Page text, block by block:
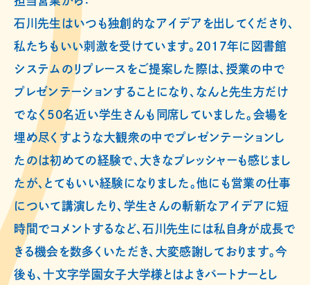
石川先生はいつも独創的なアイデアを出してくださり、
私たちもいい刺激を受けています。2017年に図書館
システムのリプレースをご提案した際は、授業の中で
プレゼンテーションすることになり、なんと先生方だけ
でなく50名近い学生さんも同席していました。会場を
埋め尽くすような大観衆の中でプレゼンテーションし
たのは初めての経験で、大きなプレッシャーも感じまし
たが、とてもいい経験になりました。他にも営業の仕事
について講演したり、学生さんの斬新なアイデアに短
時間でコメントするなど、石川先生には私自身が成長で
きる機会を数多くいただき、大変感謝しております。今
後も、十文字学園女子大学様とはよきパートナーとし